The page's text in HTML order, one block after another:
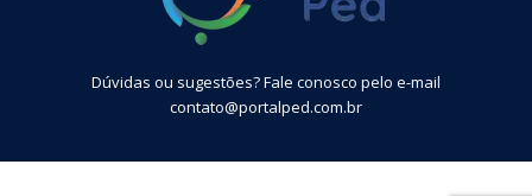
Dúvidas ou sugestões? Fale conosco pelo e-mail
contato@portalped.com.br